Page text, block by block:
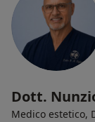
Dott.
Medico estetico,